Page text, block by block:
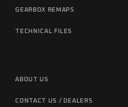
GEARBOX REMAPS
TECHNICAL FILES
ABOUT US
CONTACT US / DEALERS